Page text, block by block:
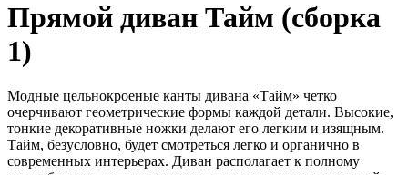
Прямой диван Тайм (сборка
1)
Модные цельнокроеные канты дивана «Тайм» четко
очерчивают геометрические формы каждой детали. Высокие,
тонкие декоративные ножки делают его легким и изящным.
Тайм, безусловно, будет смотреться легко и органично в
современных интерьерах. Диван располагает к полному